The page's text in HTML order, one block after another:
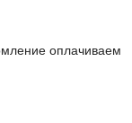
оплачиваем